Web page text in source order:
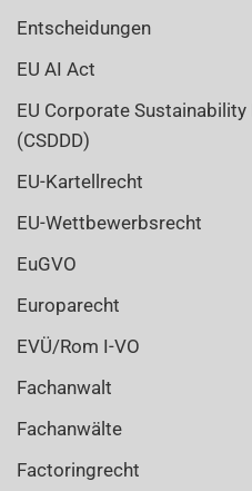
Entscheidungen
EU AI Act
EU Corporate
(CSDDD)
EU-Kartellrecht
EU-Wettbewerbsrecht
EuGVO
Europarecht
EVÜ/Rom I-VO
Fachanwalt
Fachanwälte
Factoringrecht